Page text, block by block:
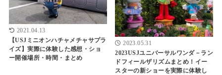
2021.04.13
【USJミニオンハチャメチャサプラ
イズ】実際に体験した感想・ショ
ー開催場所・時間・まとめ
2023.05.31
2023USJユニバーサルワンダ－ラン
ドフィールザリズムまとめ！イー
スターの新ショーを実際に体験し